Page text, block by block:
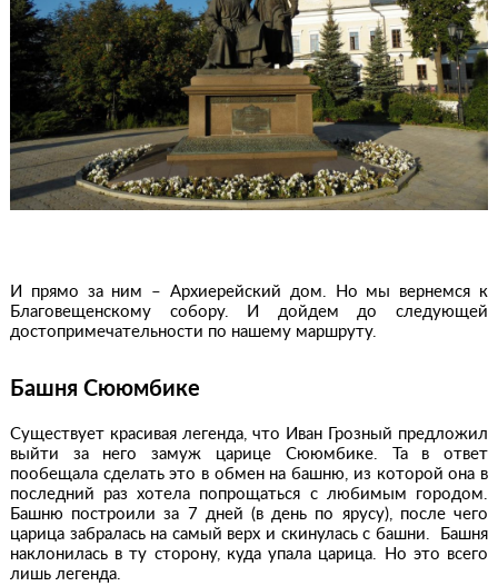
И прямо за ним – Архиерейский дом. Но мы вернемся к
Благовещенскому собору. И дойдем до следующей
достопримечательности по нашему маршруту.
Башня Сююмбике
Существует красивая легенда, что Иван Грозный предложил
выйти за него замуж царице Сююмбике. Та в ответ
пообещала сделать это в обмен на башню, из которой она в
последний раз хотела попрощаться с любимым городом.
Башню построили за 7 дней (в день по ярусу), после чего
царица забралась на самый верх и скинулась с башни. Башня
наклонилась в ту сторону, куда упала царица. Но это всего
лишь легенда.